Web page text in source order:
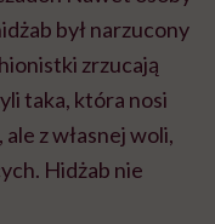
był narzucony
zrzucają
taka, która nosi
z własnej woli,
Hidżab nie